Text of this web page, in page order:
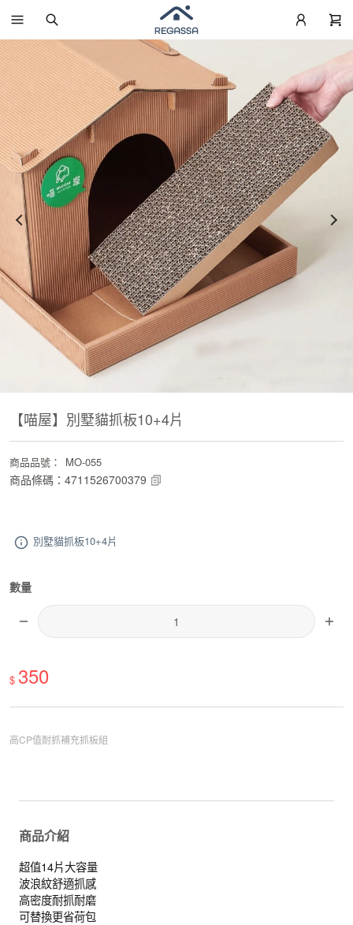
【喵屋】別墅貓抓板10+4片
商品品號 ： MO-055
商品條碼 ： 4711526700379
別墅貓抓板10+4片
數量
$ 350
高CP值耐抓補充抓板組
商品介紹
超值14片大容量
波浪紋舒適抓感
高密度耐抓耐磨
可替換更省荷包